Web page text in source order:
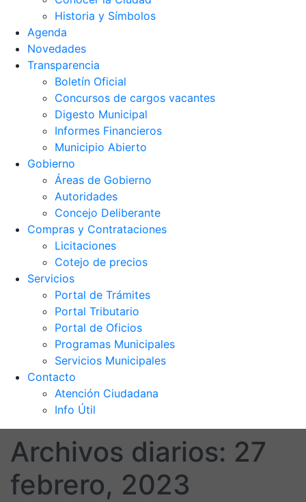
Historia y Símbolos
Agenda
Novedades
Transparencia
Boletín Oficial
Concursos de cargos vacantes
Digesto Municipal
Informes Financieros
Municipio Abierto
Gobierno
Áreas de Gobierno
Autoridades
Concejo Deliberante
Compras y Contrataciones
Licitaciones
Cotejo de precios
Servicios
Portal de Trámites
Portal Tributario
Portal de Oficios
Programas Municipales
Servicios Municipales
Contacto
Atención Ciudadana
Info Útil
Archivos diarios: 27
febrero, 2023